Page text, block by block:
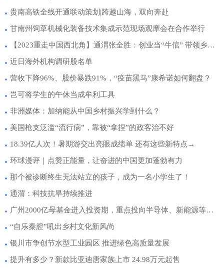
贵南高铁全线开通联动策划|跨越山海，双向奔赴
甘南州饲草机械化装备技术集成示范现场观摩会在合作举行
【2023重走中国西北角】通渭张全胜：创业当“牛倌” 带领乡亲奔上致富路
近日海外机构调研股名单
营收下降96%、股价暴跌91%，“疫苗黑马”康希诺如何翻盘？
岂可将学生的午休当成牟利工具
非洲媒体：加纳能从中国乡村振兴学到什么？
美国枪支泛滥“流行病”，靠被“拿捏”的政客治不好
18.39亿人次！暑期游交出亮眼成绩单 还有这些新特点→
环球漫评｜点赞正能量，让奋进的中国更加蓬勃有力
那个被诊断终生无法站立的孩子，成为一名小学生了！
通渭：科技抗旱持续推进
广州2000亿母基金进入投资期，重点投向半导体、新能源等领域
“自乐秦腔”吼出乡村文化新风尚
​银川市争创节水型工业园区 推进绿色高质量发展
提升有多少？新款比亚迪唐家族上市 24.98万元起售